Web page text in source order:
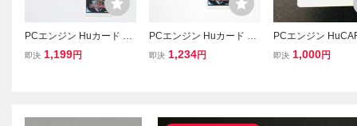
PCエンジン Huカード ガ
イアの紋章 動作確認済 N
即決 1,199円
PCエンジン Huカード ガ
イアの紋章 動作確認済
即決 1,234円
PCエンジン
ガイアの紋章 商品
即決 1,000円